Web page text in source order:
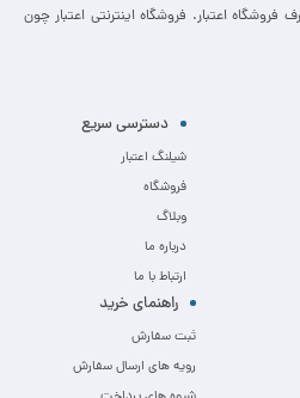
اعتبار. فروشگاه اینترنتی اعتبار چون
دسترسی سریع
شیلنگ اعتبار
فروشگاه
وبلاگ
درباره ما
ارتباط با ما
راهنمای خرید
ثبت سفارش
رویه های ارسال سفارش